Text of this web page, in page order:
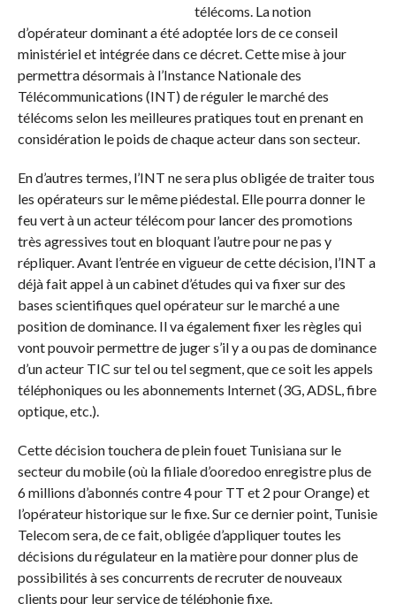
télécoms. La notion
d’opérateur dominant a été adoptée lors de ce conseil
ministériel et intégrée dans ce décret. Cette mise à jour
permettra désormais à l’Instance Nationale des
Télécommunications (INT) de réguler le marché des
télécoms selon les meilleures pratiques tout en prenant en
considération le poids de chaque acteur dans son secteur.
En d’autres termes, l’INT ne sera plus obligée de traiter tous
les opérateurs sur le même piédestal. Elle pourra donner le
feu vert à un acteur télécom pour lancer des promotions
très agressives tout en bloquant l’autre pour ne pas y
répliquer. Avant l’entrée en vigueur de cette décision, l’INT a
déjà fait appel à un cabinet d’études qui va fixer sur des
bases scientifiques quel opérateur sur le marché a une
position de dominance. Il va également fixer les règles qui
vont pouvoir permettre de juger s’il y a ou pas de dominance
d’un acteur TIC sur tel ou tel segment, que ce soit les appels
téléphoniques ou les abonnements Internet (3G, ADSL, fibre
optique, etc.).
Cette décision touchera de plein fouet Tunisiana sur le
secteur du mobile (où la filiale d’ooredoo enregistre plus de
6 millions d’abonnés contre 4 pour TT et 2 pour Orange) et
l’opérateur historique sur le fixe. Sur ce dernier point, Tunisie
Telecom sera, de ce fait, obligée d’appliquer toutes les
décisions du régulateur en la matière pour donner plus de
possibilités à ses concurrents de recruter de nouveaux
clients pour leur service de téléphonie fixe.